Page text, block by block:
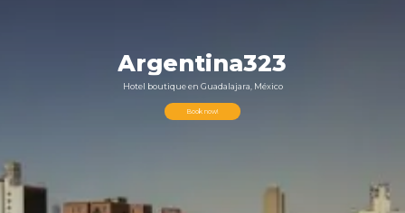
Argentina323
Hotel boutique en Guadalajara, México
Book now!